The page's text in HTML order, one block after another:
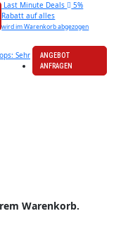
Last Minute Deals
5%
Rabatt auf alles
wird im Warenkorb abgezogen
Sehr
ANGEBOT
ANFRAGEN
Warenkorb.